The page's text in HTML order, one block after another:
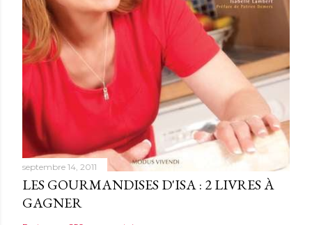
m
e
n
t
i
r
e
septembre 14, 2011
LES GOURMANDISES D'ISA : 2 LIVRES À
GAGNER